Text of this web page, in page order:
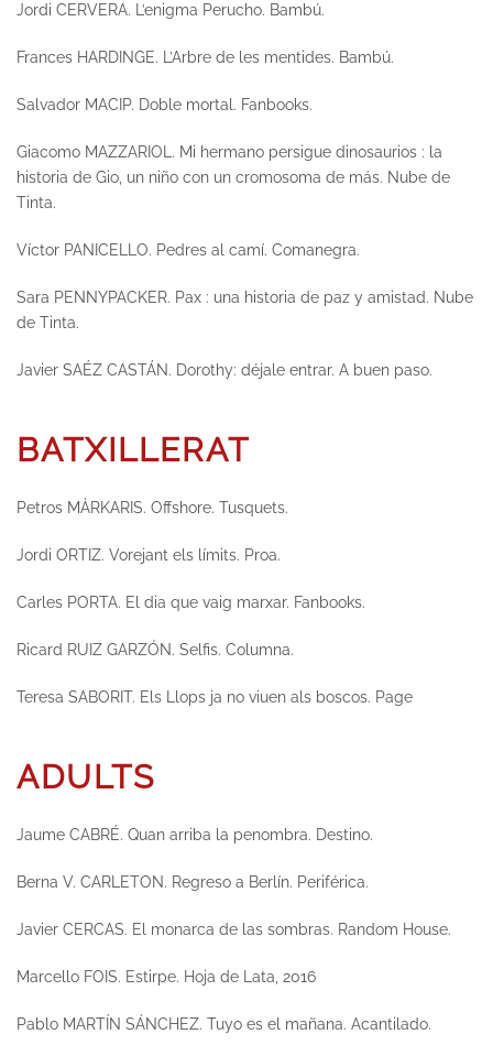
Jordi CERVERA. L’enigma Perucho. Bambú.
Frances HARDINGE. L’Arbre de les mentides. Bambú.
Salvador MACIP. Doble mortal. Fanbooks.
Giacomo MAZZARIOL. Mi hermano persigue dinosaurios : la
historia de Gio, un niño con un cromosoma de más. Nube de
Tinta.
Víctor PANICELLO. Pedres al camí. Comanegra.
Sara PENNYPACKER. Pax : una historia de paz y amistad. Nube
de Tinta.
Javier SAÉZ CASTÁN. Dorothy: déjale entrar. A buen paso.
BATXILLERAT
Petros MÀRKARIS. Offshore. Tusquets.
Jordi ORTIZ. Vorejant els límits. Proa.
Carles PORTA. El dia que vaig marxar. Fanbooks.
Ricard RUIZ GARZÓN. Selfis. Columna.
Teresa SABORIT. Els Llops ja no viuen als boscos. Page
ADULTS
Jaume CABRÉ. Quan arriba la penombra. Destino.
Berna V. CARLETON. Regreso a Berlín. Periférica.
Javier CERCAS. El monarca de las sombras. Random House.
Marcello FOIS. Estirpe. Hoja de Lata, 2016
Pablo MARTÍN SÁNCHEZ. Tuyo es el mañana. Acantilado.